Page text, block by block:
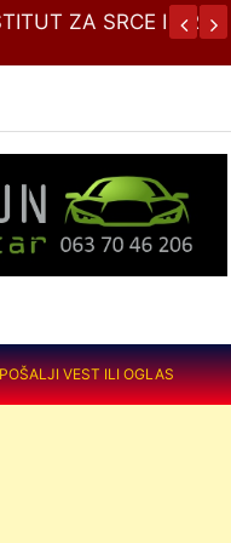
ZA SRCE I KRVNE
POŠALJI VEST ILI OGLAS